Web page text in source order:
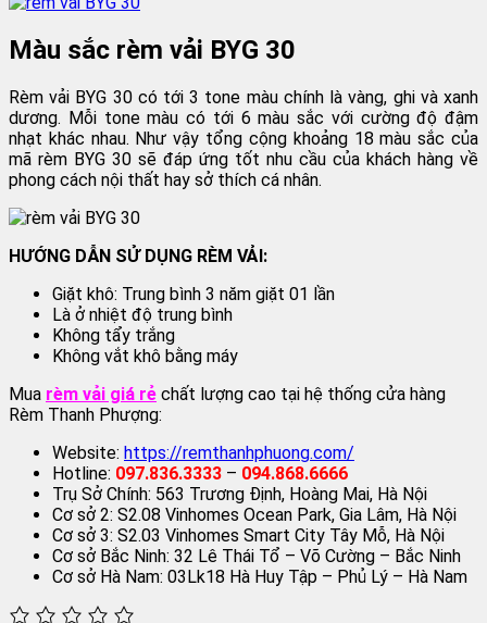
Màu sắc rèm vải BYG 30
Rèm vải BYG 30 có tới 3 tone màu chính là vàng, ghi và xanh
dương. Mỗi tone màu có tới 6 màu sắc với cường độ đậm
nhạt khác nhau. Như vậy tổng cộng khoảng 18 màu sắc của
mã rèm BYG 30 sẽ đáp ứng tốt nhu cầu của khách hàng về
phong cách nội thất hay sở thích cá nhân.
HƯỚNG DẪN SỬ DỤNG RÈM VẢI:
Giặt khô: Trung bình 3 năm giặt 01 lần
Là ở nhiệt độ trung bình
Không tẩy trắng
Không vắt khô bằng máy
Mua rèm vải giá rẻ chất lượng cao tại hệ thống cửa hàng
Rèm Thanh Phượng:
Website: https://remthanhphuong.com/
Hotline: 097.836.3333 – 094.868.6666
Trụ Sở Chính: 563 Trương Định, Hoàng Mai, Hà Nội
Cơ sở 2: S2.08 Vinhomes Ocean Park, Gia Lâm, Hà Nội
Cơ sở 3: S2.03 Vinhomes Smart City Tây Mỗ, Hà Nội
Cơ sở Bắc Ninh: 32 Lê Thái Tổ – Võ Cường – Bắc Ninh
Cơ sở Hà Nam: 03Lk18 Hà Huy Tập – Phủ Lý – Hà Nam